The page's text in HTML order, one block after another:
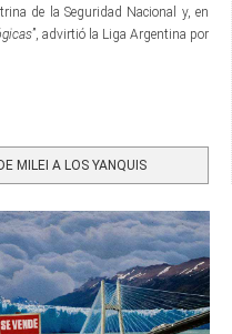
de la Seguridad Nacional y, en
”, advirtió la Liga Argentina por
MILEI A LOS YANQUIS